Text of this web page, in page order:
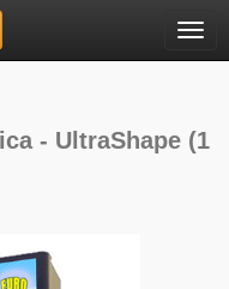
Menú
Electrónica - UltraShape (1
- UltraShape (1